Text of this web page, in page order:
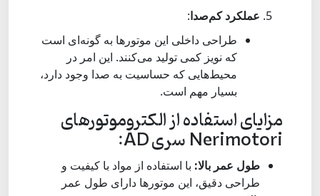
عملکرد کم‌صدا:
طراحی داخلی این موتورها به گونه‌ای است
که نویز کمی تولید می‌کنند. این امر در
محیط‌هایی که حساسیت به صدا وجود دارد،
بسیار مهم است.
مزایای استفاده از الکتروموتورهای
Nerimotori سری AD:
طول عمر بالا: با استفاده از مواد با کیفیت و
طراحی دقیق، این موتورها دارای طول عمر